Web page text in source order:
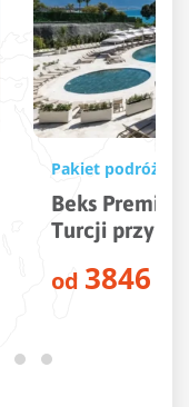
– 5* hotel w